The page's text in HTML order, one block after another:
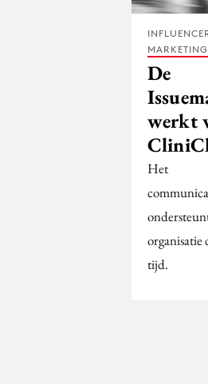
MARKETING
De
werkt
Het
organisatie
tijd.